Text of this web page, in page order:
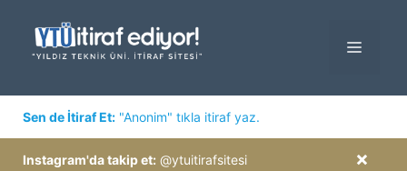
MENÜ
Sen de İtiraf Et: "Anonim" tıkla itiraf yaz.
×
Instagram'da takip et: @ytuitirafsitesi